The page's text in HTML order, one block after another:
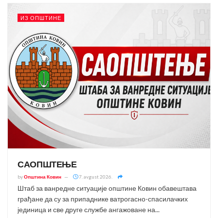
ИЗ ОПШТИНЕ
САОПШТЕЊЕ
byОпштина Ковин 7. avgust 2026.
Штаб за ванредне ситуације општине Ковин обавештава
грађане да су за припаднике ватрогасно-спасилачких
јединица и све друге службе ангажоване на...